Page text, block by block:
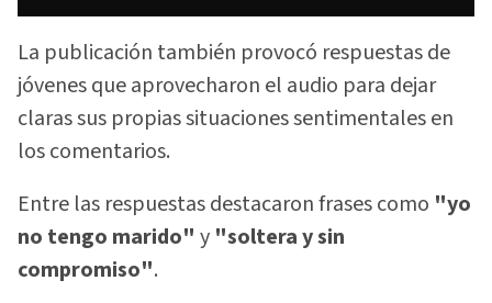
La publicación también provocó respuestas de
jóvenes que aprovecharon el audio para dejar
claras sus propias situaciones sentimentales en
los comentarios.
Entre las respuestas destacaron frases como "yo
no tengo marido" y "soltera y sin
compromiso".